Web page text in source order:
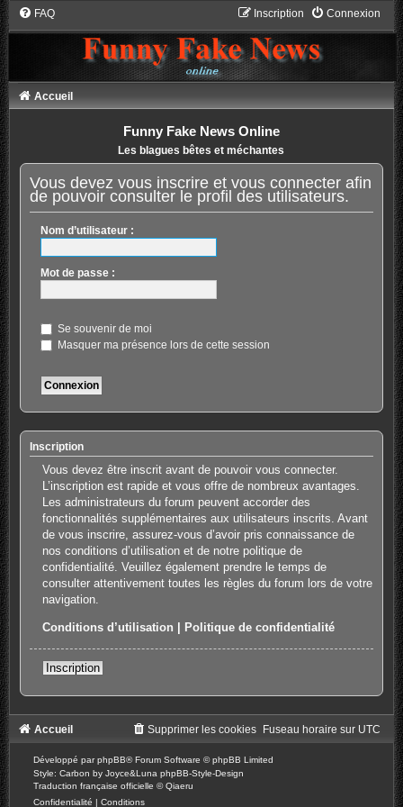
FAQ Connexion
Inscription
Accueil
Funny Fake News Online
Les blagues bêtes et méchantes
Vous devez vous inscrire et vous connecter afin
de pouvoir consulter le profil des utilisateurs.
Nom d’utilisateur :
Mot de passe :
Se souvenir de moi
Masquer ma présence lors de cette session
Inscription
Vous devez être inscrit avant de pouvoir vous connecter.
L’inscription est rapide et vous offre de nombreux avantages.
Les administrateurs du forum peuvent accorder des
fonctionnalités supplémentaires aux utilisateurs inscrits. Avant
de vous inscrire, assurez-vous d’avoir pris connaissance de
nos conditions d’utilisation et de notre politique de
confidentialité. Veuillez également prendre le temps de
consulter attentivement toutes les règles du forum lors de votre
navigation.
Conditions d’utilisation Politique de confidentialité
Inscription
Accueil Fuseau horaire sur UTC
Supprimer les cookies
Développé parphpBB® Forum Software © phpBB Limited
Style: Carbon by Joyce&Luna phpBB-Style-Design
Traduction française officielle ©Qiaeru
Confidentialité | Conditions